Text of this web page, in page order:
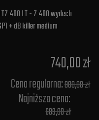
400 LT - Z 400 wydech
+ dB killer medium
740,00 zł
Cena regularna:800,00 zł
Najniższa cena:
689,00 zł